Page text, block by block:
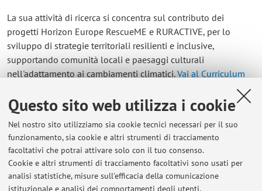
Questo sito web utilizza i cookie
Nel nostro sito utilizziamo sia cookie tecnici necessari per il suo
funzionamento, sia cookie e altri strumenti di tracciamento
facoltativi che potrai attivare solo con il tuo consenso.
Cookie e altri strumenti di tracciamento facoltativi sono usati per
analisi statistiche, misure sull'efficacia della comunicazione
istituzionale e analisi dei comportamenti degli utenti.
La sua attività di ricerca si concentra sul contributo dei
progetti Horizon Europe RescueME e RURACTIVE, per lo
sviluppo di strategie territoriali resilienti e inclusive,
supportando comunità locali e paesaggi culturali
nell'adattamento ai cambiamenti climatici.Vai al Curriculum
Contatti
E-mail: jacob.schlechtendah2@unibo.it
Dipartimento di Architettura